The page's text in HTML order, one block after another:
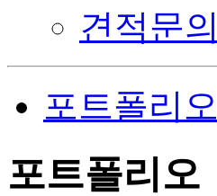
견적문의
포트폴리오
포트폴리오